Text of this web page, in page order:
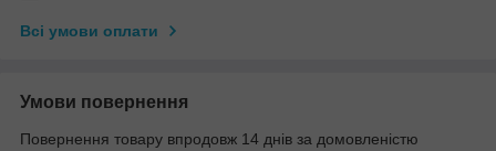
Всі умови оплати
Умови повернення
Повернення товару впродовж 14 днів за домовленістю